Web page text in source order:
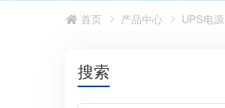
首页 产品中心 UPS电源
搜索